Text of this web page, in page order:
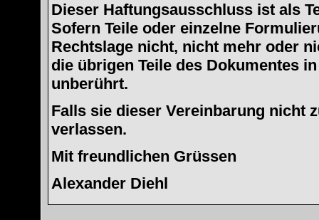
Dieser Haftungsausschluss ist als
Sofern Teile oder einzelne
Rechtslage nicht, nicht mehr oder
die übrigen Teile des Dokumentes
unberührt.
Falls sie dieser Vereinbarung nicht
verlassen.
Mit freundlichen Grüssen
Alexander Diehl